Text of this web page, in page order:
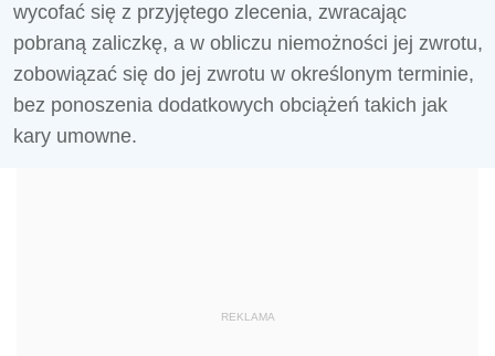
wycofać się z przyjętego zlecenia, zwracając
pobraną zaliczkę, a w obliczu niemożności jej zwrotu,
zobowiązać się do jej zwrotu w określonym terminie,
bez ponoszenia dodatkowych obciążeń takich jak
kary umowne.
REKLAMA